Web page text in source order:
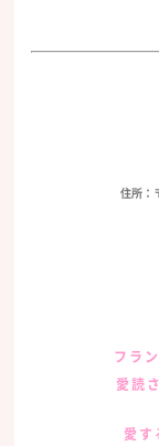
住所：
フラ
愛読
愛す